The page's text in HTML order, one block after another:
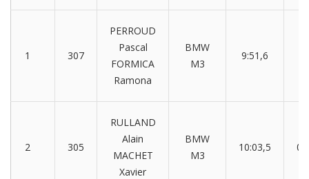
1 307
PERROUD
Pascal
FORMICA
Ramona
BMW
M3
9:51,6
2 305
RULLAND
Alain
MACHET
Xavier
BMW
M3
10:03,5